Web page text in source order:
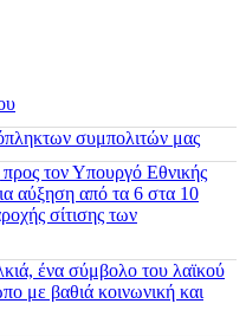
συμπολιτών μας
προς τον Υπουργό Εθνικής
αύξηση από τα 6 στα 10
σίτισης των
ένα σύμβολο του λαϊκού
με βαθιά κοινωνική και